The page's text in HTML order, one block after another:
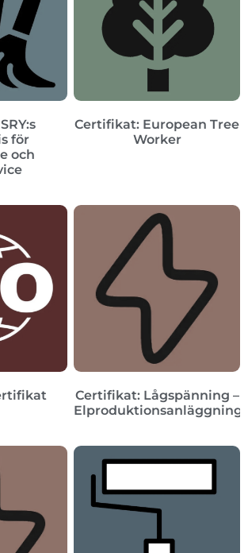
för
och
Certifikat: European Tree
Worker
Certifikat: Lågspänning –